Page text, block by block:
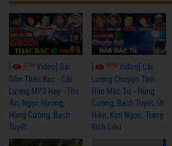
2764Video] Sài
Gòn Thác Bạc - Cải
Lương MP3 Hay - Thu
An, Ngọc Hương,
Hùng Cường, Bạch
Tuyết
5062Video] Cải
Lương Chuyện Tình
Hàn Mặc Tử - Hùng
Cường, Bạch Tuyết, Út
Hiền, Kim Ngọc, Trang
Bích Liễu